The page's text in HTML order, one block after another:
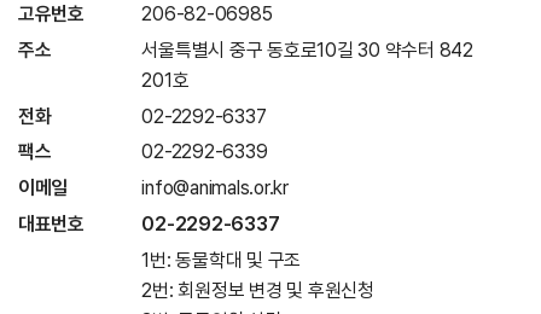
고유번호
206-82-06985
주소
서울특별시 중구 동호로10길 30 약수터 842
201호
전화
02-2292-6337
팩스
02-2292-6339
이메일
info@animals.or.kr
대표번호
02-2292-6337
1번: 동물학대 및 구조
2번: 회원정보 변경 및 후원신청